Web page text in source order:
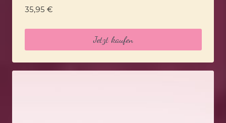
35,95 €
Jetzt kaufen